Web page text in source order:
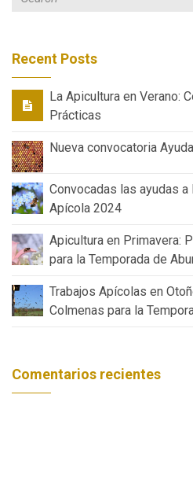
Recent Posts
La Apicultura en Verano:
Prácticas
Nueva convocatoria
Convocadas las ayudas
Apícola 2024
Apicultura en Primavera:
para la Temporada de
Trabajos Apícolas en
Colmenas para la
Comentarios recientes